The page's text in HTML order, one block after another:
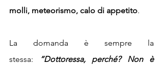
molli, meteorismo, calo di appetito.
La domanda è sempre la
stessa:
“Dottoressa, perché? Non è